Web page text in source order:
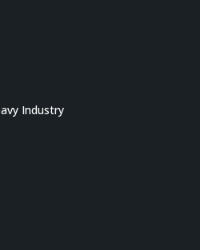
Industry